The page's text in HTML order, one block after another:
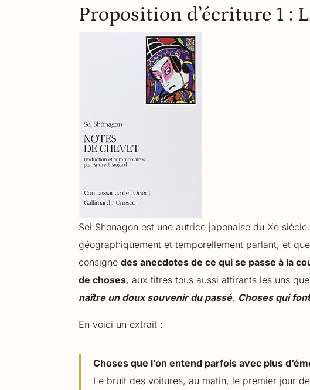
Proposition d’écriture 1 :
Sei Shonagon est une autrice japonaise du Xe
géographiquement et temporellement parlant, et
consignedes anecdotes de ce qui se passe à la
de choses, aux titres tous aussi attirants les uns
naître un doux souvenir du passé, Choses qui
En voici un extrait :
Choses que l’on entend parfois avec plus
Le bruit des voitures, au matin, le premier jour